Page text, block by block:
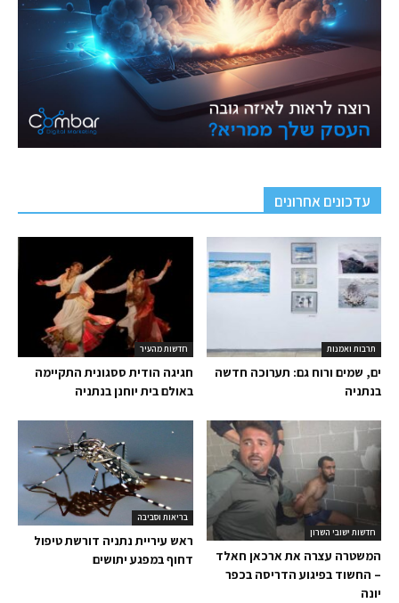
עדכונים אחרונים
חדשות מהעיר
חגיגה הודית ססגונית התקיימה
באולם בית יוחנן בנתניה
תרבות ואמנות
ים, שמים ורוח גם: תערוכה חדשה
בנתניה
בריאות וסביבה
ראש עיריית נתניה דורשת טיפול
דחוף במפגע יתושים
חדשות ישובי השרון
המשטרה עצרה את ארכאן חאלד
– החשוד בפיגוע הדריסה בכפר
יונה